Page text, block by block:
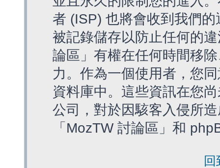
者 (ISP) 也將會收到我們
被記錄儲存以防止任何的
論區」有權在任何時間移
力。作為一個使用者，您
資料庫中。這些資訊在您
公司，對於因駭客入侵所
「MozTW 討論區」和